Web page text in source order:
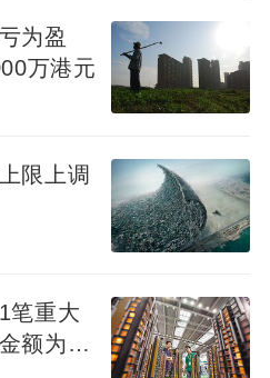
公寓佳楼层没有规定
但是买这种电梯房好不
有提示音会很吵。 电
花一点钱，*值。 原因
尤其是目前汽车尾气污
高一点，情况好得多。
天又冒出一栋房子，
。通风情况好一些，尤
为盈
万港元
限上调
笔重大
额为